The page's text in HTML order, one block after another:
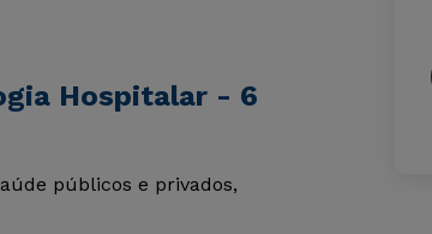
Hospitalar - 6
públicos e privados,